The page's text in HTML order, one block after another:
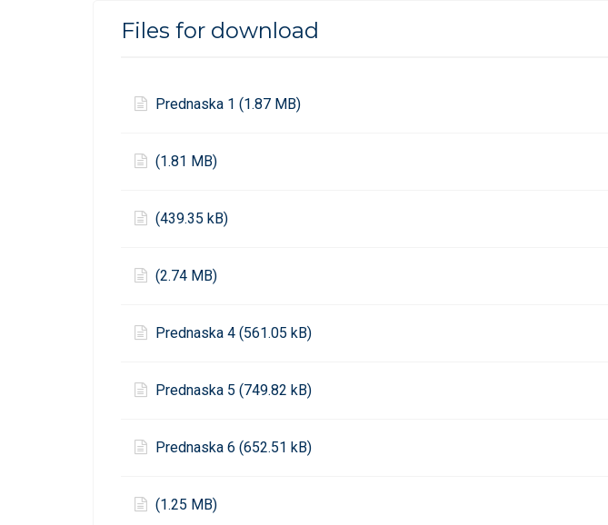
Files for download
Prednaska 1 (1.87 MB)
(1.81 MB)
(439.35 kB)
(2.74 MB)
Prednaska 4 (561.05 kB)
Prednaska 5 (749.82 kB)
Prednaska 6 (652.51 kB)
(1.25 MB)